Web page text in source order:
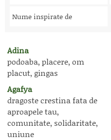
Nume inspirate de
Adina
podoaba, placere, om
placut, gingas
Agafya
dragoste crestina fata de
aproapele tau,
comunitate, solidaritate,
uniune